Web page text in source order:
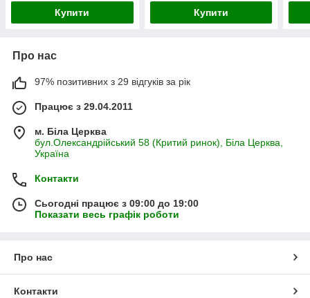
Купити Купити
Про нас
97% позитивних з 29 відгуків за рік
Працює з 29.04.2011
м. Біла Церква
бул.Олександрійський 58 (Критий ринок), Біла Церква,
Україна
Контакти
Сьогодні працює з 09:00 до 19:00
Показати весь графік роботи
Про нас
Контакти